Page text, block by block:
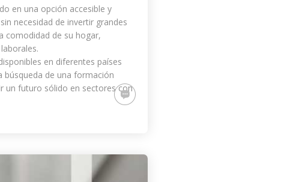
en una opción accesible y
necesidad de invertir grandes
comodidad de su hogar,
en diferentes países
búsqueda de una formación
un futuro sólido en sectores con